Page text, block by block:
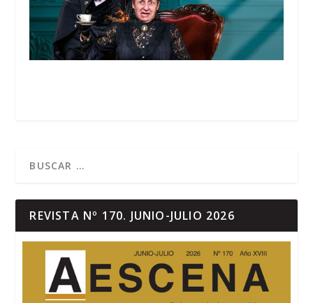
REVISTA Nº 170. JUNIO-JULIO 2026